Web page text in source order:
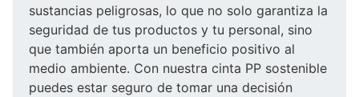
sustancias peligrosas, lo que no solo garantiza la
seguridad de tus productos y tu personal, sino
que también aporta un beneficio positivo al
medio ambiente. Con nuestra cinta PP sostenible
puedes estar seguro de tomar una decisión